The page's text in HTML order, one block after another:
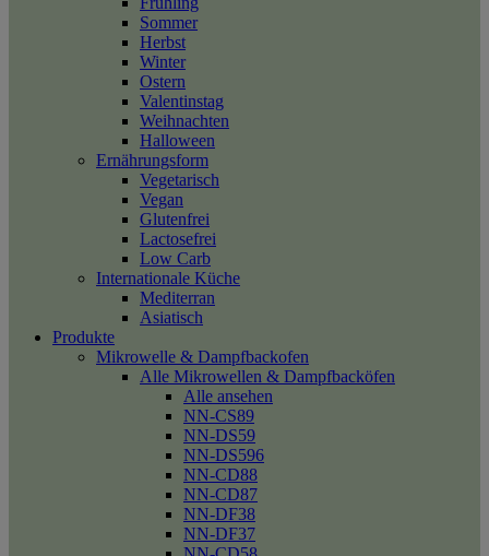
Sommer
Herbst
Winter
Ostern
Valentinstag
Weihnachten
Halloween
Ernährungsform
Vegetarisch
Vegan
Glutenfrei
Lactosefrei
Low Carb
Internationale Küche
Mediterran
Asiatisch
Produkte
Mikrowelle & Dampfbackofen
Alle Mikrowellen & Dampfbacköfen
Alle ansehen
NN-CS89
NN-DS59
NN-DS596
NN-CD88
NN-CD87
NN-DF38
NN-DF37